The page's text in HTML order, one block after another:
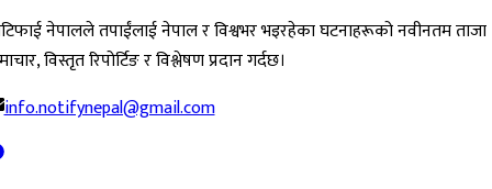
नेपालले तपाईंलाई नेपाल र विश्वभर भइरहेका घटनाहरूको नवीनतम ताजा
विस्तृत रिपोर्टिङ र विश्लेषण प्रदान गर्दछ।
info.notifynepal@gmail.com